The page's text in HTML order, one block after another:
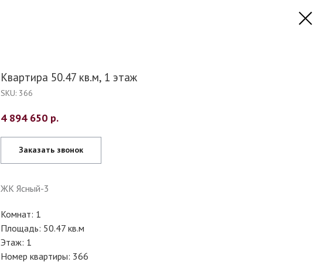
Квартира 50.47 кв.м, 1 этаж
SKU: 366
4 894 650 р.
Заказать звонок
ЖК Ясный-3
Комнат: 1
Площадь: 50.47 кв.м
Этаж: 1
Номер квартиры: 366